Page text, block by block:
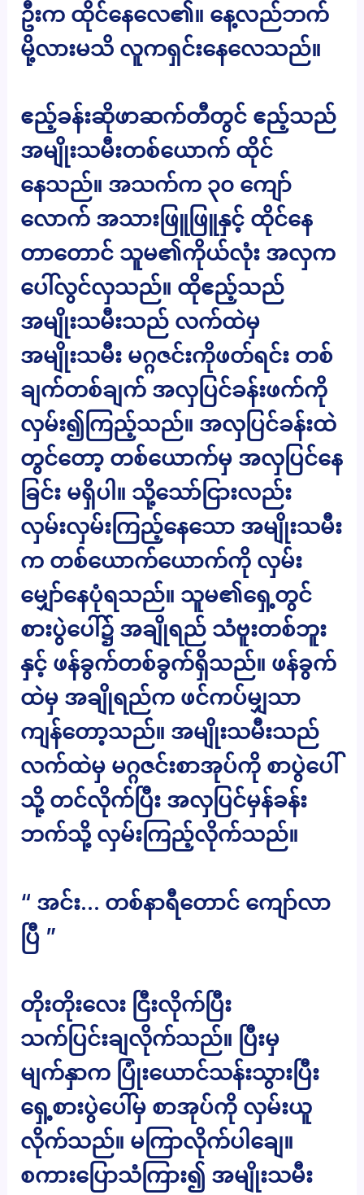
ဦးက ထိုင်နေလေ၏။ နေ့လည်ဘက်
မို့လားမသိ လူကရှင်းနေလေသည်။
ဧည့်ခန်းဆိုဖာဆက်တီတွင် ဧည့်သည်
အမျိုးသမီးတစ်ယောက် ထိုင်
နေသည်။ အသက်က ၃၀ ကျော်
လောက် အသားဖြူဖြူနှင့် ထိုင်နေ
တာတောင် သူမ၏ကိုယ်လုံး အလှက
ပေါ်လွင်လှသည်။ ထိုဧည့်သည်
အမျိုးသမီးသည် လက်ထဲမှ
အမျိုးသမီး မဂ္ဂဇင်းကိုဖတ်ရင်း တစ်
ချက်တစ်ချက် အလှပြင်ခန်းဖက်ကို
လှမ်း၍ကြည့်သည်။ အလှပြင်ခန်းထဲ
တွင်တော့ တစ်ယောက်မှ အလှပြင်နေ
ခြင်း မရှိပါ။ သို့သော်ငြားလည်း
လှမ်းလှမ်းကြည့်နေသော အမျိုးသမီး
က တစ်ယောက်ယောက်ကို လှမ်း
မျှော်နေပုံရသည်။ သူမ၏ရှေ့တွင်
စားပွဲပေါ်၌ အချိုရည် သံဗူးတစ်ဘူး
နှင့် ဖန်ခွက်တစ်ခွက်ရှိသည်။ ဖန်ခွက်
ထဲမှ အချိုရည်က ဖင်ကပ်မျှသာ
ကျန်တော့သည်။ အမျိုးသမီးသည်
လက်ထဲမှ မဂ္ဂဇင်းစာအုပ်ကို စာပွဲပေါ်
သို့ တင်လိုက်ပြီး အလှပြင်မှန်ခန်း
ဘက်သို့ လှမ်းကြည့်လိုက်သည်။
“ အင်း… တစ်နာရီတောင် ကျော်လာ
ပြီ ”
တိုးတိုးလေး ငြီးလိုက်ပြီး
သက်ပြင်းချလိုက်သည်။ ပြီးမှ
မျက်နှာက ပြုံးယောင်သန်းသွားပြီး
ရှေ့စားပွဲပေါ်မှ စာအုပ်ကို လှမ်းယူ
လိုက်သည်။ မကြာလိုက်ပါချေ။
စကားပြောသံကြား၍ အမျိုးသမီး